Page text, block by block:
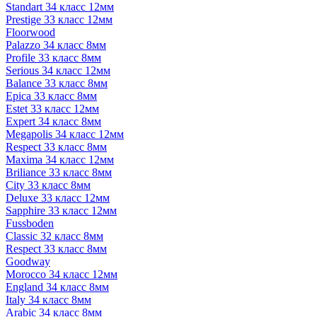
Standart 34 класс 12мм
Prestige 33 класс 12мм
Floorwood
Palazzo 34 класс 8мм
Profile 33 класс 8мм
Serious 34 класс 12мм
Balance 33 класс 8мм
Epica 33 класс 8мм
Estet 33 класс 12мм
Expert 34 класс 8мм
Megapolis 34 класс 12мм
Respect 33 класс 8мм
Maxima 34 класс 12мм
Briliance 33 класс 8мм
City 33 класс 8мм
Deluxe 33 класс 12мм
Sapphire 33 класс 12мм
Fussboden
Classic 32 класс 8мм
Respect 33 класс 8мм
Goodway
Morocco 34 класс 12мм
England 34 класс 8мм
Italy 34 класс 8мм
Arabic 34 класс 8мм